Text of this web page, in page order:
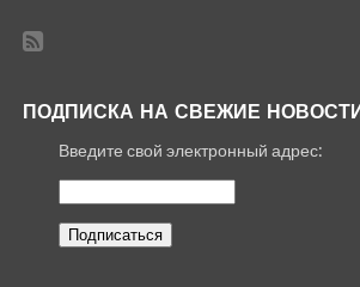
ПОДПИСКА НА СВЕЖИЕ
Введите свой электронный адрес: